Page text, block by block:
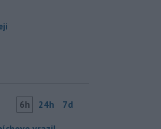
6h 24h 7d